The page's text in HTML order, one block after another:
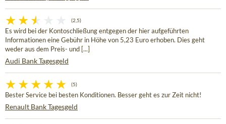
(2,5)
Es wird bei der Kontoschließung entgegen der hier aufgeführten
Informationen eine Gebühr in Höhe von 5,23 Euro erhoben. Dies geht
weder aus dem Preis- und [...]
Audi Bank Tagesgeld
(5)
Bester Service bei besten Konditionen. Besser geht es zur Zeit nicht!
Renault Bank Tagesgeld